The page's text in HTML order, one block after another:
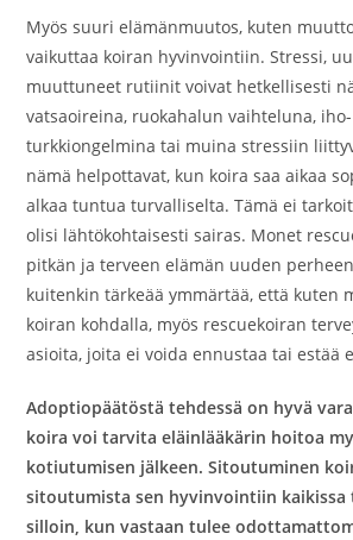
Myös suuri elämänmuutos, kuten
vaikuttaa koiran hyvinvointiin. Stressi,
muuttuneet rutiinit voivat hetkellisesti
vatsaoireina, ruokahalun vaihteluna,
turkkiongelmina tai muina stressiin
nämä helpottavat, kun koira saa aikaa
alkaa tuntua turvalliselta. Tämä ei
olisi lähtökohtaisesti sairas. Monet
pitkän ja terveen elämän uuden
kuitenkin tärkeää ymmärtää, että kuten
koiran kohdalla, myös rescuekoiran
asioita, joita ei voida ennustaa tai estää
Adoptiopäätöstä tehdessä on hyvä
koira voi tarvita eläinlääkärin hoitoa
kotiutumisen jälkeen. Sitoutuminen
sitoutumista sen hyvinvointiin kaikissa
silloin, kun vastaan tulee